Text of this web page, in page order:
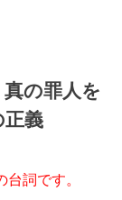
の罪人を
義
詞です。